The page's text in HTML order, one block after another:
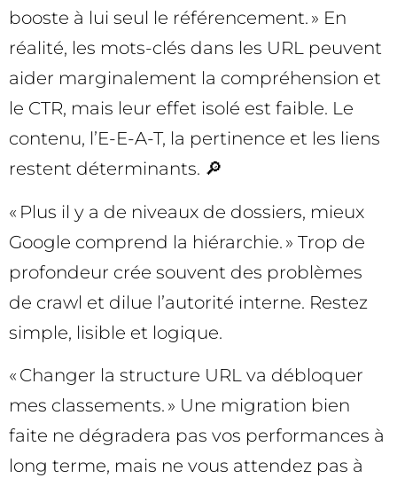
booste à lui seul le référencement. » En
réalité, les mots-clés dans les URL peuvent
aider marginalement la compréhension et
le CTR, mais leur effet isolé est faible. Le
contenu, l’E-E-A-T, la pertinence et les liens
restent déterminants. 🔎
« Plus il y a de niveaux de dossiers, mieux
Google comprend la hiérarchie. » Trop de
profondeur crée souvent des problèmes
de crawl et dilue l’autorité interne. Restez
simple, lisible et logique.
« Changer la structure URL va débloquer
mes classements. » Une migration bien
faite ne dégradera pas vos performances à
long terme, mais ne vous attendez pas à